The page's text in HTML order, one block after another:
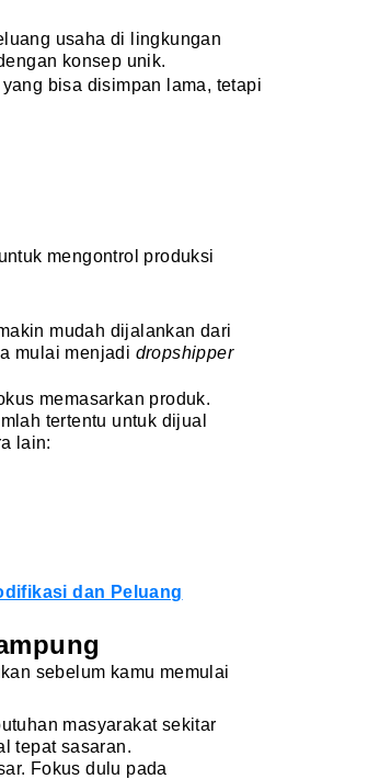
usaha di lingkungan
konsep unik.
bisa disimpan lama, tetapi
mengontrol produksi
mudah dijalankan dari
mulai menjadi dropshipper
memasarkan produk.
tertentu untuk dijual
lain:
dan Peluang
sebelum kamu memulai
masyarakat sekitar
tepat sasaran.
Fokus dulu pada